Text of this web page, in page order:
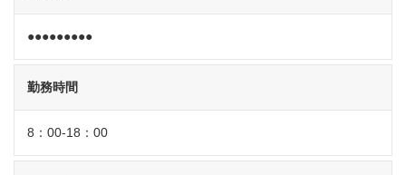
●●●●●●●●●
勤務時間
8：00-18：00